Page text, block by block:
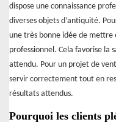
dispose une connaissance
diverses objets d’antiquité.
une très bonne idée de
professionnel. Cela favorise
attendu. Pour un projet de
servir correctement tout en
résultats attendus.
Pourquoi les clients